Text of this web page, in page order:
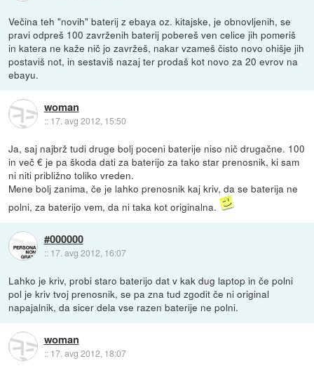
Večina teh "novih" baterij z ebaya oz. kitajske, je obnovljenih, se
pravi odpreš 100 zavrženih baterij pobereš ven celice jih pomeriš
in katera ne kaže nič jo zavržeš, nakar vzameš čisto novo ohišje jih
postaviš not, in sestaviš nazaj ter prodaš kot novo za 20 evrov na
ebayu.
woman
:: 17. avg 2012, 15:50
Ja, saj najbrž tudi druge bolj poceni baterije niso nič drugačne. 100
in več € je pa škoda dati za baterijo za tako star prenosnik, ki sam
ni niti približno toliko vreden.
Mene bolj zanima, če je lahko prenosnik kaj kriv, da se baterija ne
polni, za baterijo vem, da ni taka kot originalna.
#000000
:: 17. avg 2012, 16:07
Lahko je kriv, probi staro baterijo dat v kak dug laptop in če polni
pol je kriv tvoj prenosnik, se pa zna tud zgodit če ni original
napajalnik, da sicer dela vse razen baterije ne polni.
woman
:: 17. avg 2012, 18:07